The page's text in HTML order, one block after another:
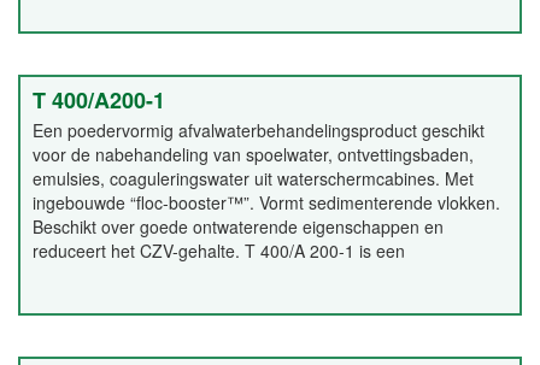
T 400/A200-1
Een poedervormig afvalwaterbehandelingsproduct geschikt
voor de nabehandeling van spoelwater, ontvettingsbaden,
emulsies, coaguleringswater uit waterschermcabines. Met
ingebouwde “floc-booster™”. Vormt sedimenterende vlokken.
Beschikt over goede ontwaterende eigenschappen en
reduceert het CZV-gehalte. T 400/A 200-1 is een